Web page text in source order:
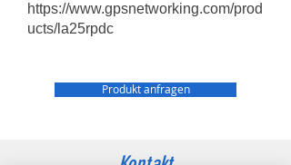
https://www.gpsnetworking.com/prod
ucts/la25rpdc
Produkt anfragen